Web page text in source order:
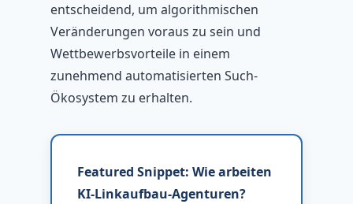
entscheidend, um algorithmischen
Veränderungen voraus zu sein und
Wettbewerbsvorteile in einem
zunehmend automatisierten Such-
Ökosystem zu erhalten.
Featured Snippet: Wie arbeiten
KI-Linkaufbau-Agenturen?